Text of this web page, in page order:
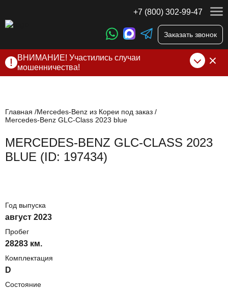
+7 (800) 302-99-47
Заказать звонок
ВНИМАНИЕ! Участились случаи
мошенничества!
нами по официальнымконтактам, указанным в соц сетях
и на сайте
Главная
Mercedes-Benz из Кореи под заказ
Mercedes-Benz GLC-Class 2023 blue
MERCEDES-BENZ GLC-CLASS 2023
BLUE (ID: 197434)
Год выпуска
август 2023
Пробег
28283 км.
Комплектация
D
Состояние